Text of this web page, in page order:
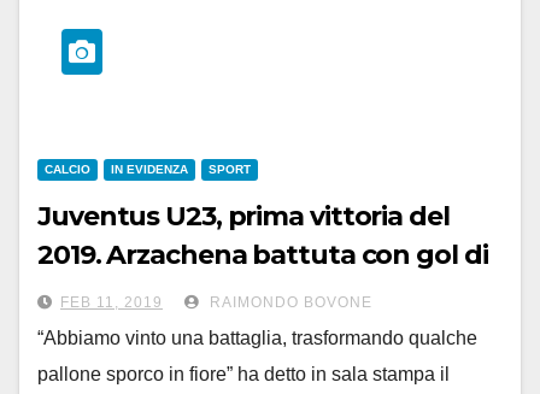
CALCIO IN EVIDENZA SPORT
Juventus U23, prima vittoria del
2019. Arzachena battuta con gol di
Mokulu
FEB 11, 2019 RAIMONDO BOVONE
“Abbiamo vinto una battaglia, trasformando qualche
pallone sporco in fiore” ha detto in sala stampa il